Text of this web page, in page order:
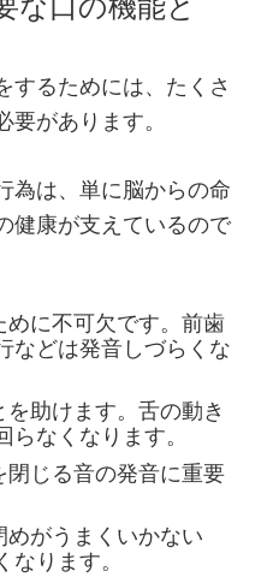
するためには、たくさ
があります。
為は、単に脳からの命
健康が支えているので
に不可欠です。前歯
などは発音しづらくな
助けます。舌の動き
なくなります。
じる音の発音に重要
がうまくいかない
ります。